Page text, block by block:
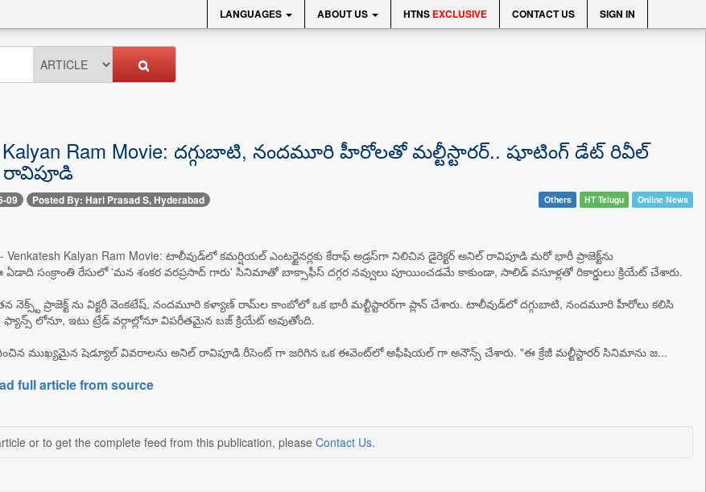
LANGUAGES ABOUT US HTNS EXCLUSIVE CONTACT US SIGN IN
Kalyan Ram Movie: దగ్గుబాటి, నందమూరి హీరోలతో మల్టీస్టారర్.. షూటింగ్ డేట్ రివీల్
09 Posted By: Hari Prasad S, Hyderabad Others HT Telugu Online News
Kalyan Ram Movie: టాలీవుడ్‌లో కమర్షియల్ ఎంటర్టైనర్లకు కేరాఫ్ అడ్రస్‌గా నిలిచిన డైరెక్టర్ అనిల్ రావిపూడి మరో భారీ ప్రాజెక్ట్‌ను
ఈ ఏడాది సంక్రాంతి రేసులో 'మన శంకర వరప్రసాద్ గారు' సినిమాతో బాక్సాఫీస్ దగ్గర నవ్వులు పూయించడమే కాకుండా, సాలిడ్ వసూళ్లతో రికార్డులు క్రియేట్ చేశారు.
ప్రాజెక్ట్ ను విక్టరీ వెంకటేష్, నందమూరి కళ్యాణ్ రామ్‌ల కాంబోలో ఒక భారీ మల్టీస్టారర్‌గా ప్లాన్ చేశారు. టాలీవుడ్‌లో దగ్గుబాటి, నందమూరి హీరోలు కలిసి
ఫ్యాన్స్ లోనూ, ఇటు ట్రేడ్ వర్గాల్లోనూ విపరీతమైన బజ్ క్రియేట్ అవుతోంది.
ముఖ్యమైన షెడ్యూల్ వివరాలను అనిల్ రావిపూడి రీసెంట్ గా జరిగిన ఒక ఈవెంట్‌లో అఫీషియల్ గా అనౌన్స్ చేశారు. "ఈ క్రేజీ మల్టీస్టారర్ సినిమాను జ...
full article from source
or to get the complete feed from this publication, please Contact Us.